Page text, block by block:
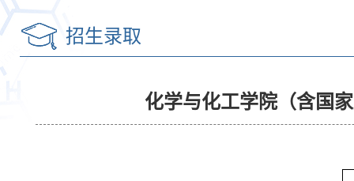
招生录取
化学与化工学院（含国